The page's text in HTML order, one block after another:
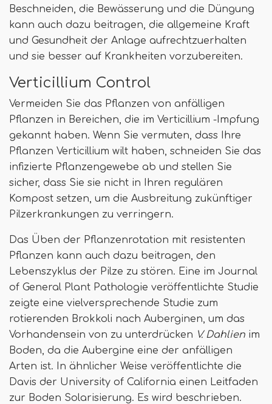
Beschneiden, die Bewässerung und die Düngung
kann auch dazu beitragen, die allgemeine Kraft
und Gesundheit der Anlage aufrechtzuerhalten
und sie besser auf Krankheiten vorzubereiten.
Verticillium Control
Vermeiden Sie das Pflanzen von anfälligen
Pflanzen in Bereichen, die im Verticillium -Impfung
gekannt haben. Wenn Sie vermuten, dass Ihre
Pflanzen Verticillium wilt haben, schneiden Sie das
infizierte Pflanzengewebe ab und stellen Sie
sicher, dass Sie sie nicht in Ihren regulären
Kompost setzen, um die Ausbreitung zukünftiger
Pilzerkrankungen zu verringern.
Das Üben der Pflanzenrotation mit resistenten
Pflanzen kann auch dazu beitragen, den
Lebenszyklus der Pilze zu stören. Eine im Journal
of General Plant Pathologie veröffentlichte Studie
zeigte eine vielversprechende Studie zum
rotierenden Brokkoli nach Auberginen, um das
Vorhandensein von zu unterdrücken V. Dahlien im
Boden, da die Aubergine eine der anfälligen
Arten ist. In ähnlicher Weise veröffentlichte die
Davis der University of California einen Leitfaden
zur Boden Solarisierung. Es wird beschrieben.